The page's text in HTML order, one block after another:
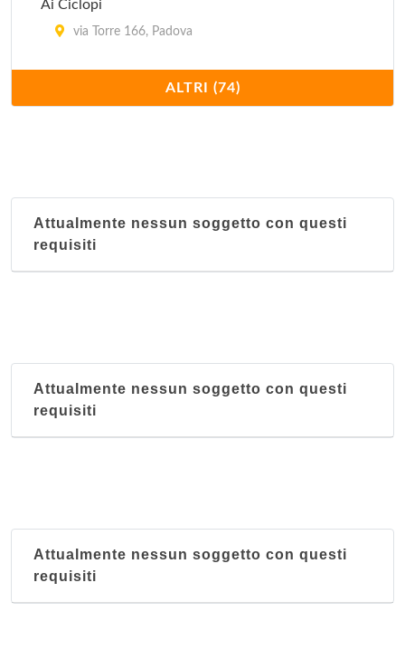
Ai Ciclopi
via Torre 166, Padova
viale Felice Cavallotti 44, Padova
Al Carmine
Al Fagiano
via Antonio Locatelli 45, Padova
ALTRI (74)
Attualmente nessun soggetto con questi
requisiti
Attualmente nessun soggetto con questi
requisiti
Attualmente nessun soggetto con questi
requisiti